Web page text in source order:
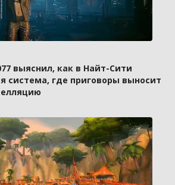
выяснил, как в Найт-Сити
система, где приговоры выносит